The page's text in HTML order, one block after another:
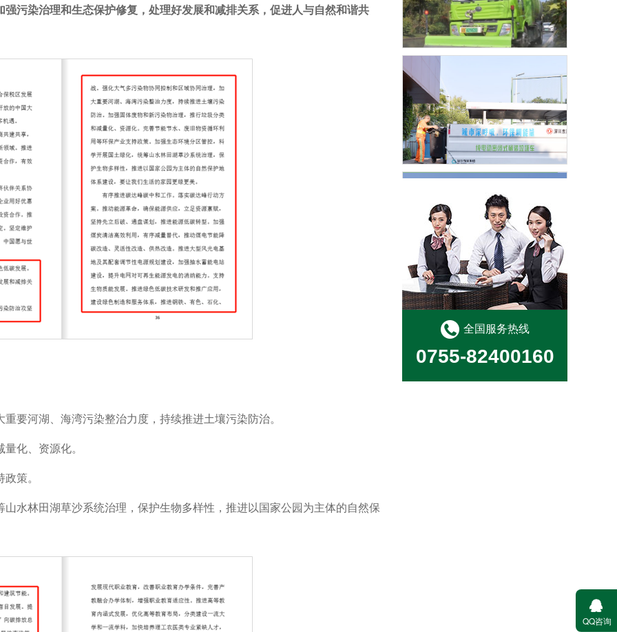
污染治理和生态保护修复，处理好发展和减排关系，促进人与自然和谐共
要河湖、海湾污染整治力度，持续推进土壤污染防治。
化、资源化。
策。
水林田湖草沙系统治理，保护生物多样性，推进以国家公园为主体的自然保
道路清扫保洁
垃圾收集清运
转运站及公厕管理
全国服务热线
0755-82400160
QQ咨询